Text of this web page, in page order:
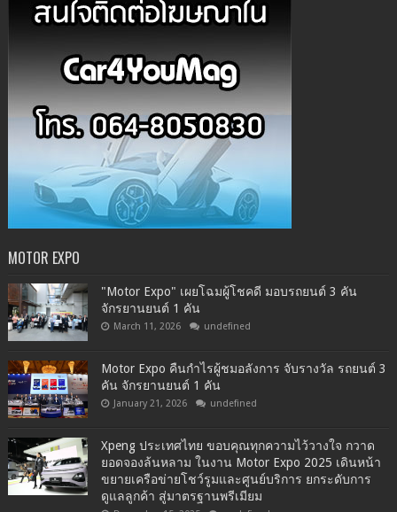
MOTOR EXPO
"Motor Expo" เผยโฉมผู้โชคดี มอบรถยนต์ 3 คัน
จักรยานยนต์ 1 คัน
March 11, 2026 undefined
Motor Expo คืนกำไรผู้ชมอลังการ จับรางวัล รถยนต์ 3
คัน จักรยานยนต์ 1 คัน
January 21, 2026 undefined
Xpeng ประเทศไทย ขอบคุณทุกความไว้วางใจ กวาด
ยอดจองล้นหลาม ในงาน Motor Expo 2025 เดินหน้า
ขยายเครือข่ายโชว์รูมและศูนย์บริการ ยกระดับการ
ดูแลลูกค้า สู่มาตรฐานพรีเมียม